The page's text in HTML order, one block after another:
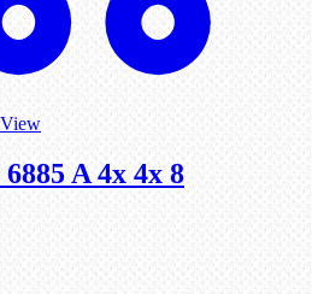
A 4x 4x 8